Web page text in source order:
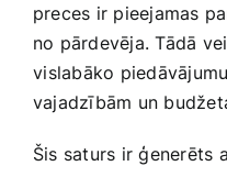
preces ir pieejamas
‌no pārdevēja. Tādā
⁤vislabāko
vajadzībām un
Šis saturs ​ir ģenerēts